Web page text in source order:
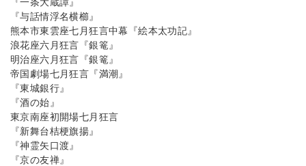
『与話情浮名横櫛』
熊本市東雲座七月狂言中幕『絵本太功記』
浪花座六月狂言『銀篭』
明治座六月狂言『銀篭』
帝国劇場七月狂言『満潮』
『東城銀行』
『酒の始』
東京南座初開場七月狂言
『新舞台桔梗旗揚』
『神霊矢口渡』
『京の友禅』